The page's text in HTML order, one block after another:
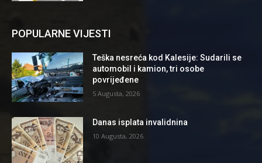
POPULARNE VIJESTI
Teška nesreća kod Kalesije: Sudarili se
automobil i kamion, tri osobe
povrijeđene
5 Augusta, 2026
Danas isplata invalidnina
10 Augusta, 2026